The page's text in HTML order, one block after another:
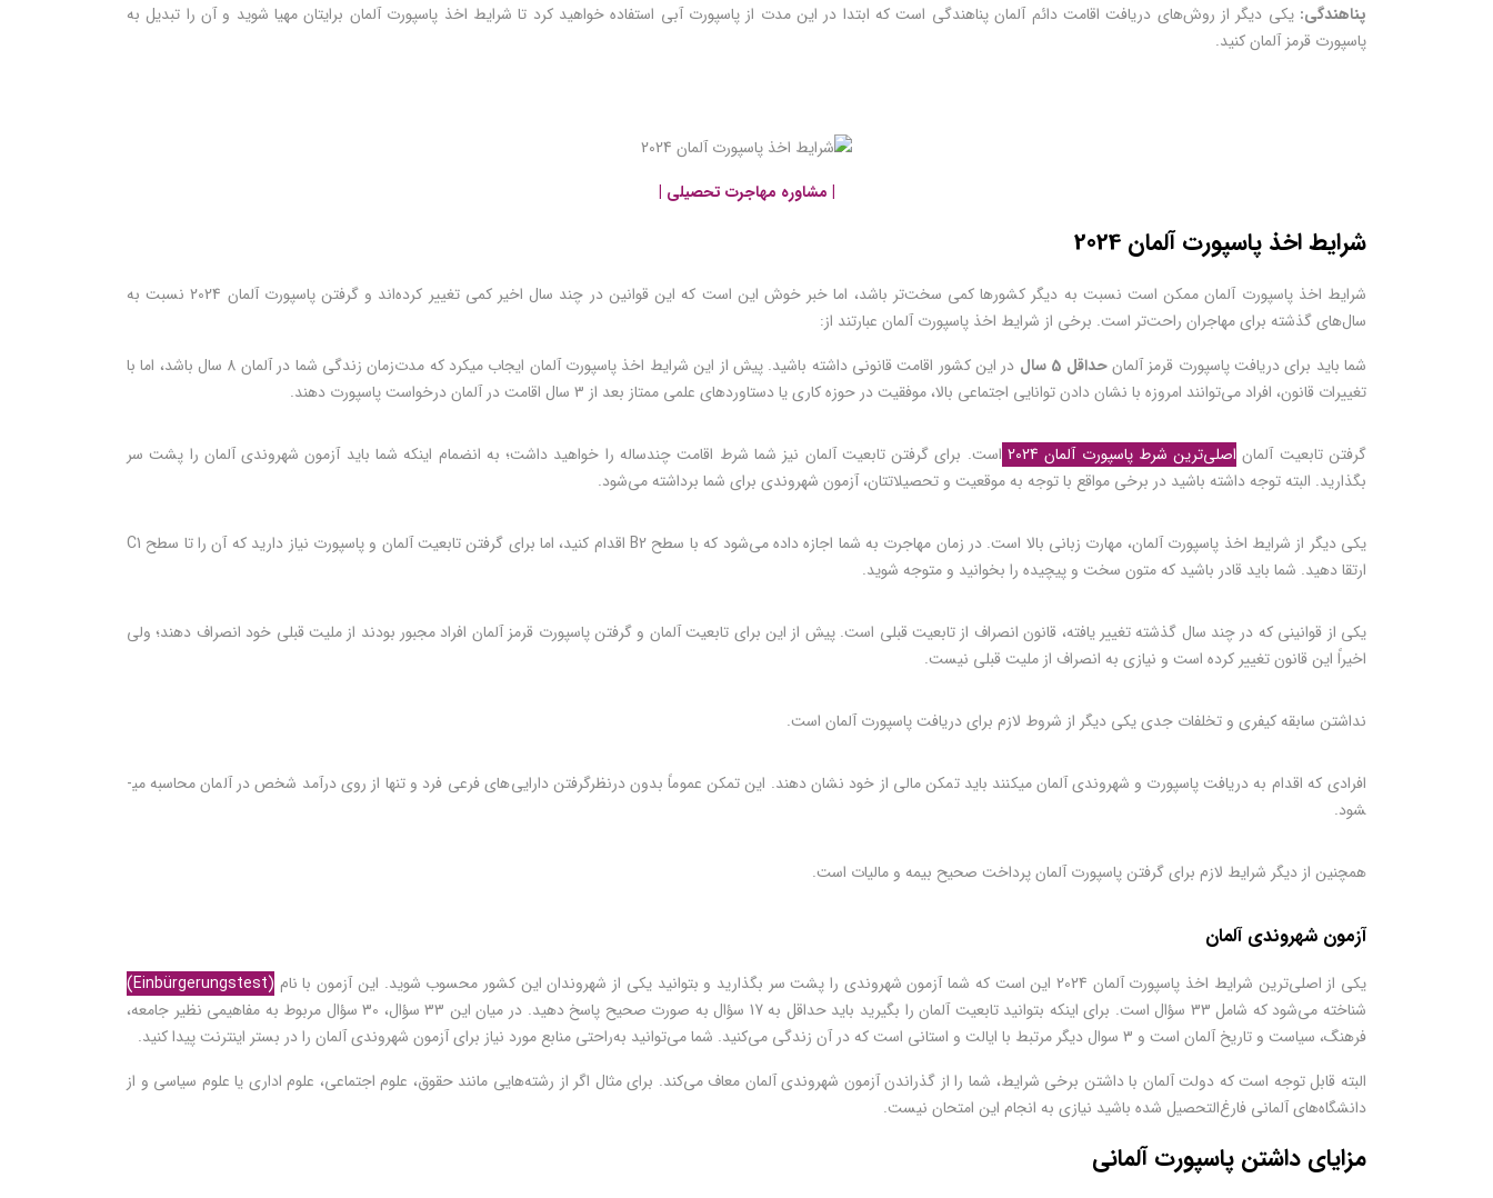
پناهندگی: یکی دیگر از روش‌های دریافت اقامت دائم آلمان پناهندگی است که ابتدا در این مدت از پاسپورت آبی استفاده خواهید کرد تا شرایط اخذ پاسپورت آلمان برایتان مهیا شوید و آن را تبدیل به
پاسپورت قرمز آلمان کنید.
| مشاوره مهاجرت تحصیلی |
شرایط اخذ پاسپورت آلمان 2024
شرایط اخذ پاسپورت آلمان ممکن است نسبت به دیگر کشورها کمی سخت‌تر باشد، اما خبر خوش این است که این قوانین در چند سال اخیر کمی تغییر کرده‌اند و گرفتن پاسپورت آلمان 2024 نسبت به
سال‌های گذشته برای مهاجران راحت‌تر است. برخی از شرایط اخذ پاسپورت آلمان عبارتند از:
شما باید برای دریافت پاسپورت قرمز آلمانحداقل 5 سال
در این کشور اقامت قانونی داشته باشید. پیش از این شرایط اخذ پاسپورت آلمان ایجاب می­کرد که مدت‌زمان زندگی شما در آلمان 8 سال باشد، اما با
تغییرات قانون، افراد می‌توانند امروزه با نشان دادن توانایی اجتماعی بالا، موفقیت در حوزه کاری یا دستاوردهای علمی ممتاز بعد از 3 سال اقامت در آلمان درخواست پاسپورت دهند.
گرفتن تابعیت آلمان اصلی‌ترین شرط پاسپورت آلمان 2024
است. برای گرفتن تابعیت آلمان نیز شما شرط اقامت چندساله را خواهید داشت؛ به انضمام اینکه شما باید آزمون شهروندی آلمان را پشت سر
بگذارید. البته توجه داشته باشید در برخی مواقع با توجه به موقعیت و تحصیلاتتان، آزمون شهروندی برای شما برداشته می‌شود.
یکی دیگر از شرایط اخذ پاسپورت آلمان، مهارت زبانی بالا است. در زمان مهاجرت به شما اجازه داده می‌شود که با سطح B2 اقدام کنید، اما برای گرفتن تابعیت آلمان و پاسپورت نیاز دارید که آن را تا سطح C1
ارتقا دهید. شما باید قادر باشید که متون سخت و پیچیده را بخوانید و متوجه شوید.
یکی از قوانینی که در چند سال گذشته تغییر یافته، قانون انصراف از تابعیت قبلی است. پیش از این برای تابعیت آلمان و گرفتن پاسپورت قرمز آلمان افراد مجبور بودند از ملیت قبلی خود انصراف دهند؛ ولی
اخیراً این قانون تغییر کرده است و نیازی به انصراف از ملیت قبلی نیست.
نداشتن سابقه کیفری و تخلفات جدی یکی دیگر از شروط لازم برای دریافت پاسپورت آلمان است.
افرادی که اقدام به دریافت پاسپورت و شهروندی آلمان می­کنند باید تمکن مالی از خود نشان دهند. این تمکن عموماً بدون درنظرگرفتن دارایی‌های فرعی فرد و تنها از روی درآمد شخص در آلمان محاسبه می­
شود.
همچنین از دیگر شرایط لازم برای گرفتن پاسپورت آلمان پرداخت صحیح بیمه و مالیات است.
آزمون شهروندی آلمان
یکی از اصلی‌ترین شرایط اخذ پاسپورت آلمان 2024 این است که شما آزمون شهروندی را پشت سر بگذارید و بتوانید یکی از شهروندان این کشور محسوب شوید. این آزمون با نام
(Einbürgerungstest)
شناخته می‌شود که شامل 33 سؤال است. برای اینکه بتوانید تابعیت آلمان را بگیرید باید حداقل به 17 سؤال به صورت صحیح پاسخ دهید. در میان این 33 سؤال، 30 سؤال مربوط به مفاهیمی نظیر جامعه،
فرهنگ، سیاست و تاریخ آلمان است و 3 سوال دیگر مرتبط با ایالت و استانی است که در آن زندگی می‌کنید. شما می‌توانید به‌راحتی منابع مورد نیاز برای آزمون شهروندی آلمان را در بستر اینترنت پیدا کنید.
البته قابل توجه است که دولت آلمان با داشتن برخی شرایط، شما را از گذراندن آزمون شهروندی آلمان معاف می‌کند. برای مثال اگر از رشته‌هایی مانند حقوق، علوم اجتماعی، علوم اداری یا علوم سیاسی و از
دانشگاه‌های آلمانی فارغ‌التحصیل شده باشید نیازی به انجام این امتحان نیست.
مزایای داشتن پاسپورت آلمانی